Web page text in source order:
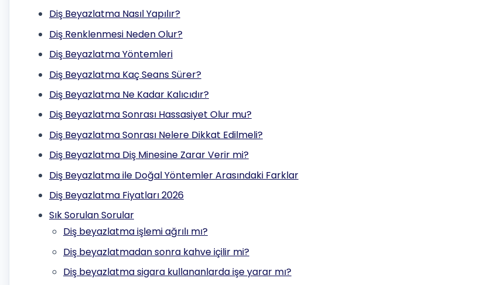
Diş Beyazlatma Nasıl Yapılır?
Diş Renklenmesi Neden Olur?
Diş Beyazlatma Yöntemleri
Diş Beyazlatma Kaç Seans Sürer?
Diş Beyazlatma Ne Kadar Kalıcıdır?
Diş Beyazlatma Sonrası Hassasiyet Olur mu?
Diş Beyazlatma Sonrası Nelere Dikkat Edilmeli?
Diş Beyazlatma Diş Minesine Zarar Verir mi?
Diş Beyazlatma ile Doğal Yöntemler Arasındaki Farklar
Diş Beyazlatma Fiyatları 2026
Sık Sorulan Sorular
Diş beyazlatma işlemi ağrılı mı?
Diş beyazlatmadan sonra kahve içilir mi?
Diş beyazlatma sigara kullananlarda işe yarar mı?